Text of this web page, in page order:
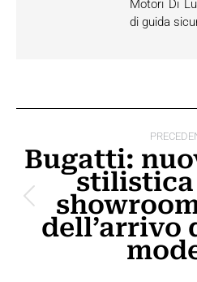
Motori Di
di guida
tra
post
Bugatti:
dell’arrivo